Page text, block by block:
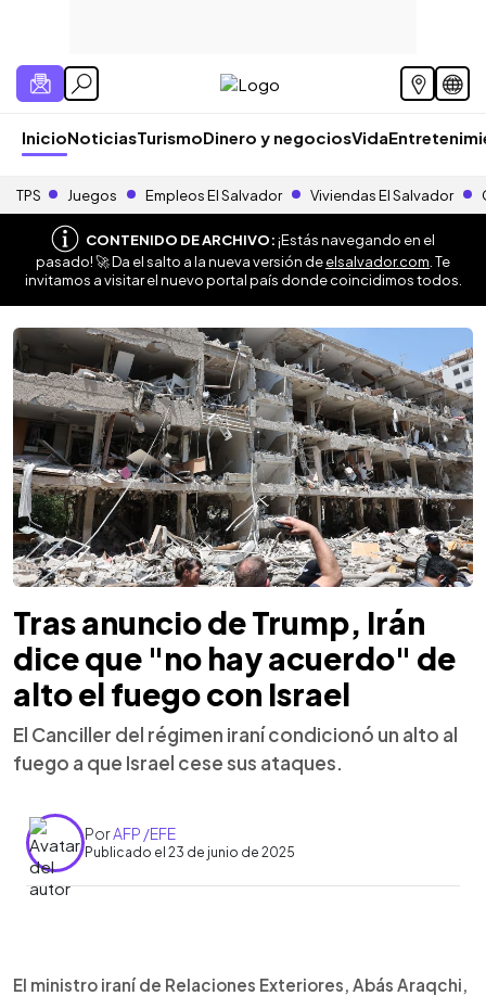
InicioNoticiasTurismoDinero y negociosVida
TPS Juegos Empleos El Salvador Viviendas El Salvador
CONTENIDO DE ARCHIVO:¡Estás navegando en el
pasado! 🚀 Da el salto a la nueva versión deelsalvador.com . Te
invitamos a visitar el nuevo portal país donde coincidimos todos.
Tras anuncio de Trump, Irán
dice que "no hay acuerdo" de
alto el fuego con Israel
El Canciller del régimen iraní condicionó un alto al
fuego a que Israel cese sus ataques.
PorAFP /EFE
Publicado el 23 de junio de 2025
Escuchar artículo
El ministro iraní de Relaciones Exteriores, Abás Araqchi,